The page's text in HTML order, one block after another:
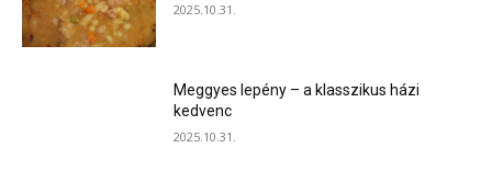
2025.10.31.
Meggyes lepény – a klasszikus házi
kedvenc
2025.10.31.